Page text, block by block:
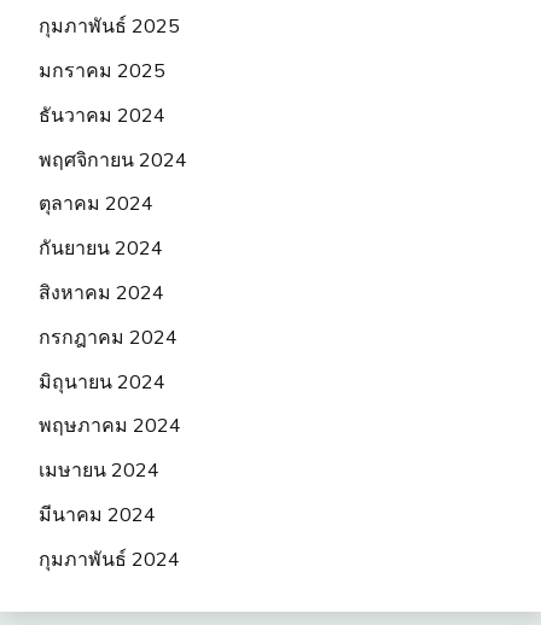
กุมภาพันธ์ 2025
มกราคม 2025
ธันวาคม 2024
พฤศจิกายน 2024
ตุลาคม 2024
กันยายน 2024
สิงหาคม 2024
กรกฎาคม 2024
มิถุนายน 2024
พฤษภาคม 2024
เมษายน 2024
มีนาคม 2024
กุมภาพันธ์ 2024